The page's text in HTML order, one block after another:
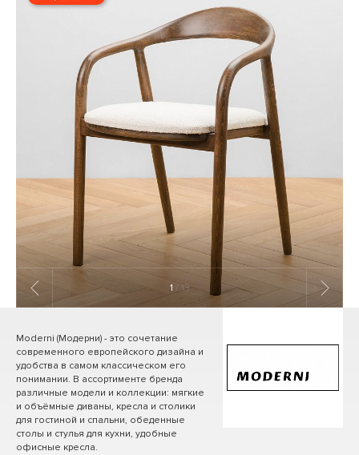
1 / 13
Moderni (Модерни) - это сочетание
современного европейского дизайна и
удобства в самом классическом его
понимании. В ассортименте бренда
различные модели и коллекции: мягкие
и объёмные диваны, кресла и столики
для гостиной и спальни, обеденные
столы и стулья для кухни, удобные
офисные кресла.